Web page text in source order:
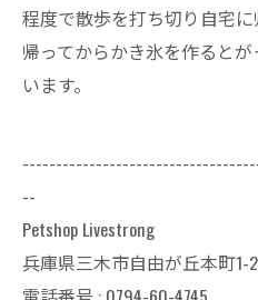
程度で散歩を打ち切り自宅に
帰ってからかき氷を作ると
います。
--
Petshop Livestrong
兵庫県三木市自由が丘本町1-